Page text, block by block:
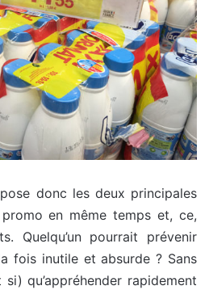
donc les deux principales
en même temps et, ce,
Quelqu’un pourrait prévenir
fois inutile et absurde ? Sans
qu’appréhender rapidement